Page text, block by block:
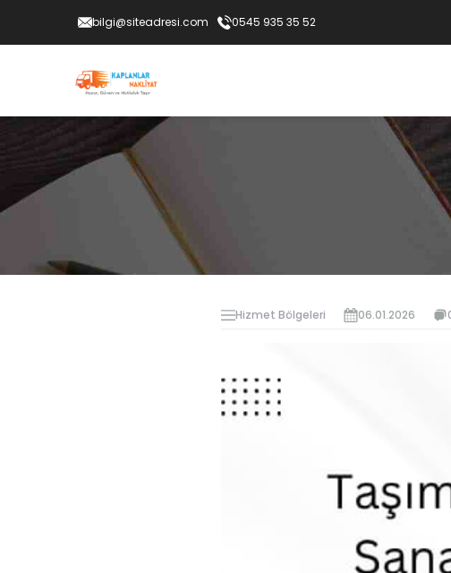
bilgi@siteadresi.com 0545 935 35 52
Hizmet Bölgeleri 06.01.2026